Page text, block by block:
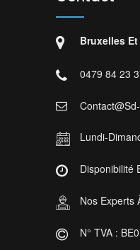
Bruxelles
0479 84 23
Lundi-
Disponibilité
Nos Experts
N° TVA :